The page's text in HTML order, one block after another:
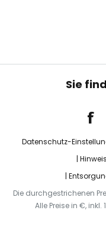
Sie
Datenschutz-
Die durchgestrichenen
Alle Preise in €,